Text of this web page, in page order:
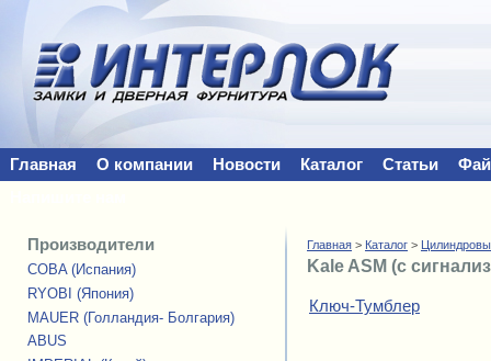
Главная О компании Новости Каталог Статьи
Производители
COBA (Испания)
RYOBI (Япония)
MAUER (Голландия- Болгария)
ABUS
Главная > Каталог >
Kale ASM (с
Ключ-Тумблер